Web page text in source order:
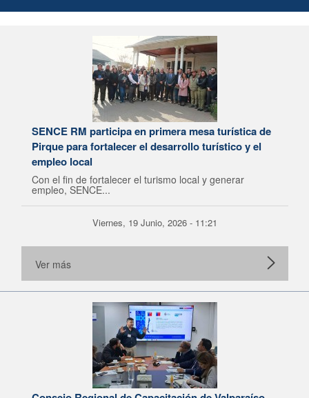
SENCE RM participa en primera mesa turística de
Pirque para fortalecer el desarrollo turístico y el
empleo local
Con el fin de fortalecer el turismo local y generar
empleo, SENCE...
Viernes, 19 Junio, 2026 - 11:21
Ver más